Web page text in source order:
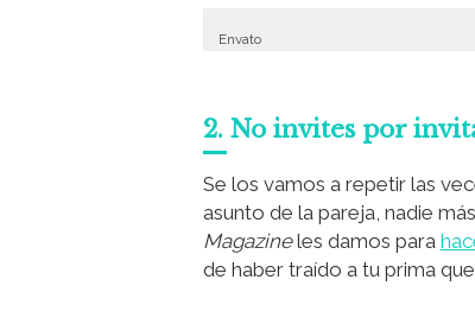
Envato
2. No invites por
Se los vamos a repetir las
asunto de la pareja, nadie
Magazineles damos para
de haber traído a tu prima